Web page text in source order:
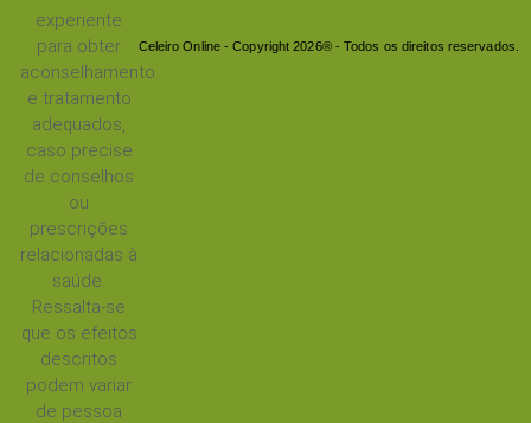
experiente
para obter
aconselhamento
e tratamento
adequados,
caso precise
de conselhos
ou
prescrições
relacionadas à
saúde.
Ressalta-se
que os efeitos
descritos
podem variar
de pessoa
Celeiro Online - Copyright 2026® - Todos os direitos reservados.